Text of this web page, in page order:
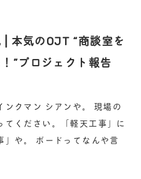
本気のOJT “商談室を
”プロジェクト報告
ンクマン シアンや。 現場の
てください。「軽天工事」に
」や。 ボードってなんや言